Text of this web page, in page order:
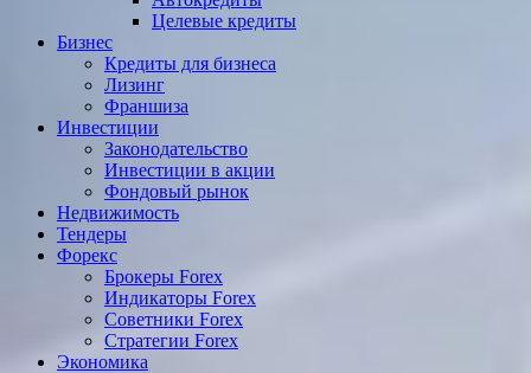
Целевые кредиты
Бизнес
Кредиты для бизнеса
Лизинг
Франшиза
Инвестиции
Законодательство
Инвестиции в акции
Фондовый рынок
Недвижимость
Тендеры
Форекс
Брокеры Forex
Индикаторы Forex
Советники Forex
Стратегии Forex
Экономика